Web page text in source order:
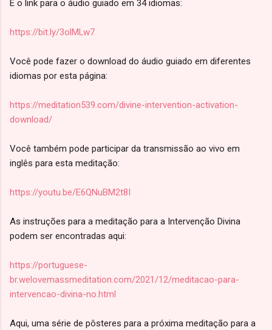
E o link para o áudio guiado em 34 idiomas:
https://bit.ly/3olMLw7
Você pode fazer o download do áudio guiado em diferentes
idiomas por esta página:
https://meditation539.com/divine-intervention-activation-
download/
Você também pode participar da transmissão ao vivo em
inglês para esta meditação:
https://youtu.be/E6QNuBM2t8I
As instruções para a meditação para a Intervenção Divina
podem ser encontradas aqui:
https://portuguese-
br.welovemassmeditation.com/2021/12/meditacao-para-
intervencao-divina-no.html
Aqui, uma série de pôsteres para a próxima meditação para a